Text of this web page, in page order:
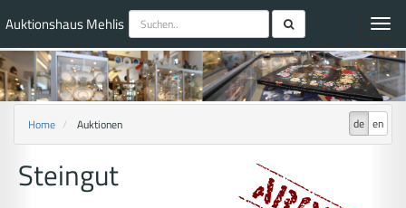
Auktionshaus Mehlis
de en
Home Auktionen
Steingut